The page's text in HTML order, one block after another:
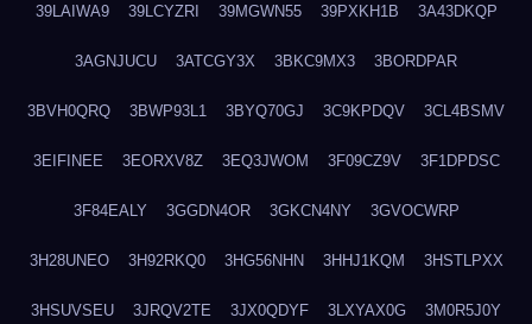
39LAIWA9 39LCYZRI 39MGWN55 39PXKH1B 3A43DKQP
3AGNJUCU 3ATCGY3X 3BKC9MX3 3BORDPAR
3BVH0QRQ 3BWP93L1 3BYQ70GJ 3C9KPDQV 3CL4BSMV
3EIFINEE 3EORXV8Z 3EQ3JWOM 3F09CZ9V 3F1DPDSC
3F84EALY 3GGDN4OR 3GKCN4NY 3GVOCWRP
3H28UNEO 3H92RKQ0 3HG56NHN 3HHJ1KQM 3HSTLPXX
3HSUVSEU 3JRQV2TE 3JX0QDYF 3LXYAX0G 3M0R5J0Y